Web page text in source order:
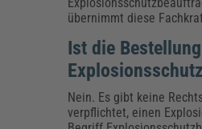
Energie & Umwelt
Führung & Management
Gesundheit & Pflege
Kommunales
Fachpublikationen &
Bauhof
Grünflächen
Weiterbildungen
Bau, Immobilien &
Künstliche Intelligenz
Personalwesen
Personal, Ausbildung &
Reisekosten und
übernimmt diese
Ist die
Nein. Es gibt keine
verpflichtet, einen